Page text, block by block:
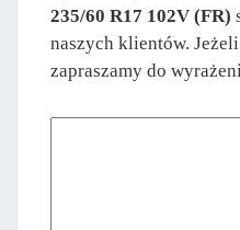
235/60 R17 102V (FR)
naszych klientów.
zapraszamy do